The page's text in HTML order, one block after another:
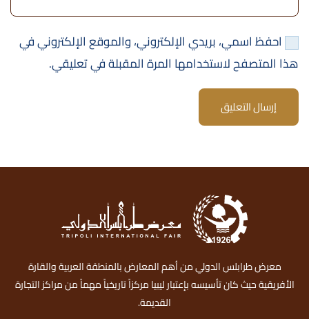
احفظ اسمي، بريدي الإلكتروني، والموقع الإلكتروني في
هذا المتصفح لاستخدامها المرة المقبلة في تعليقي.
إرسال التعليق
معرض طرابلس الدولي من أهم المعارض بالمنطقة العربية والقارة
الأفريقية حيث كان تأسيسه بإعتبار ليبيا مركزاً تاريخياً مهماً من مراكز التجارة
القديمة.